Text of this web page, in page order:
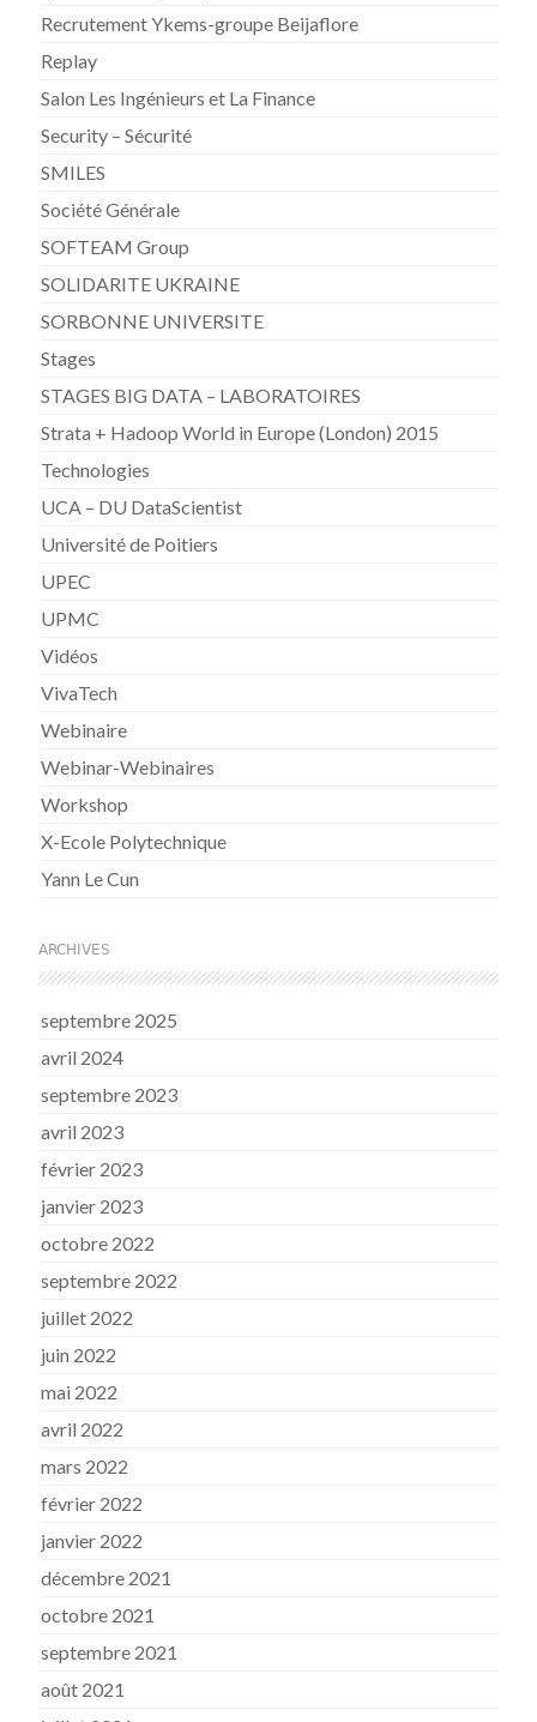
Recrutement Ykems-groupe Beijaflore
Replay
Salon Les Ingénieurs et La Finance
Security – Sécurité
SMILES
Société Générale
SOFTEAM Group
SOLIDARITE UKRAINE
SORBONNE UNIVERSITE
Stages
STAGES BIG DATA – LABORATOIRES
Strata + Hadoop World in Europe (London) 2015
Technologies
UCA – DU DataScientist
Université de Poitiers
UPEC
UPMC
Vidéos
VivaTech
Webinaire
Webinar-Webinaires
Workshop
X-Ecole Polytechnique
Yann Le Cun
ARCHIVES
septembre 2025
avril 2024
septembre 2023
avril 2023
février 2023
janvier 2023
octobre 2022
septembre 2022
juillet 2022
juin 2022
mai 2022
avril 2022
mars 2022
février 2022
janvier 2022
décembre 2021
octobre 2021
septembre 2021
août 2021